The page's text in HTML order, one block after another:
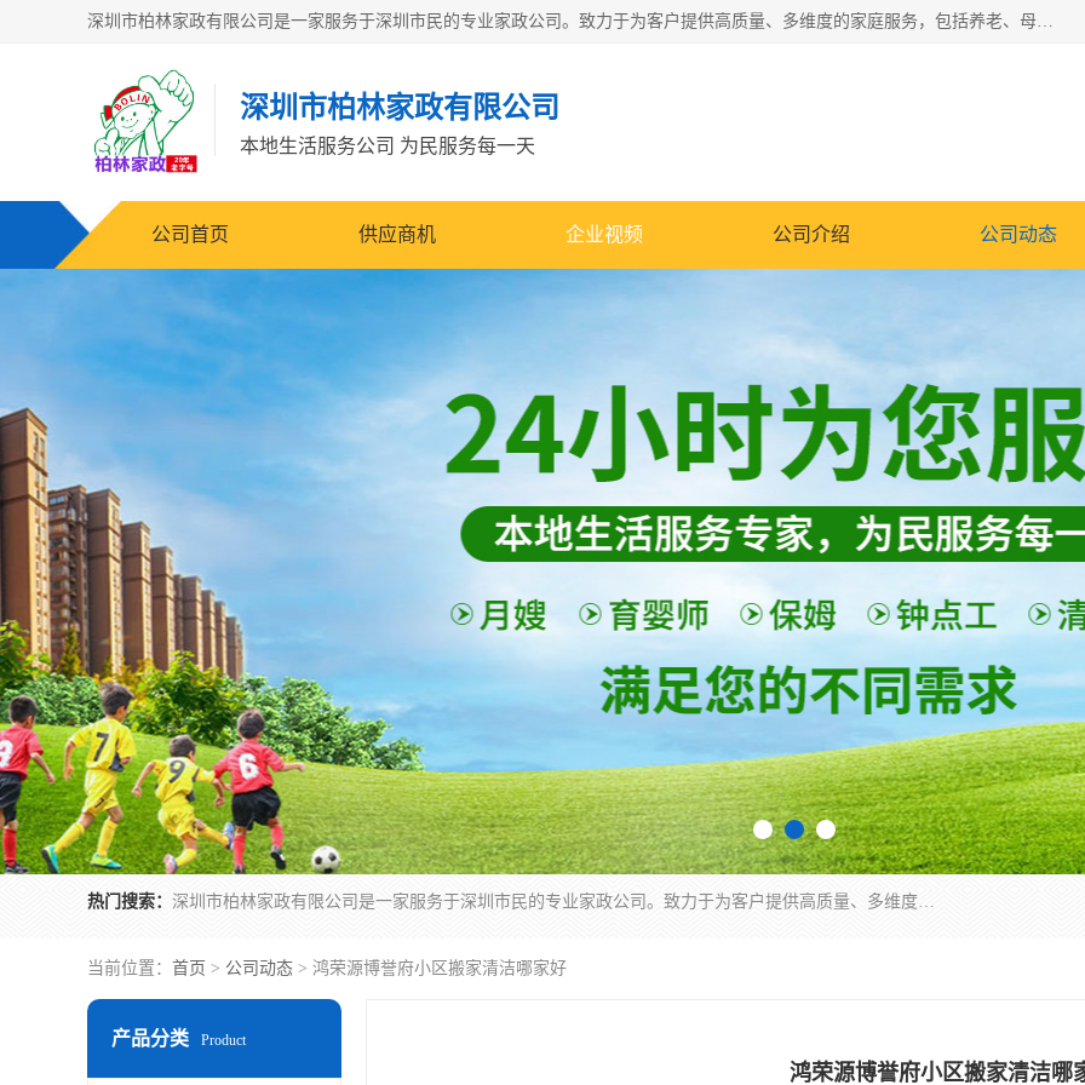
深圳市柏林家政有限公司是一家服务于深圳市民的专业家政公司。致力于为客户提供高质量、多维度的家庭服务，包括养老、母婴、月嫂育婴早教、康复理疗、家电清洗和保洁等方面的专业服务。
深圳市柏林家政有限公司
本地生活服务公司 为民服务每一天
公司首页 供应商机 企业视频 公司介绍 公司动态
热门搜索： 深圳市柏林家政有限公司是一家服务于深圳市民的专业家政公司。致力于为客户提供高质量、多维度的家庭服务，包括养老、母婴、月嫂育婴早教、康复理疗、家电清洗和保洁等方面的专业服务。
当前位置： 首页 > 公司动态 > 鸿荣源博誉府小区搬家清洁哪家好
产品分类 Product
鸿荣源博誉府小区搬家清洁哪